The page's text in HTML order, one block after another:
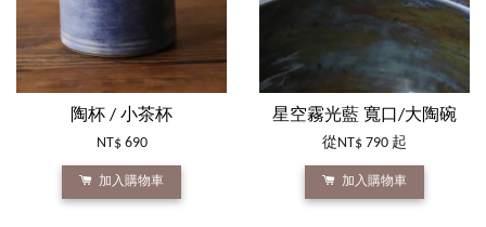
陶杯 / 小茶杯
NT$ 690
加入購物車
星空霧光藍 寬口/大陶碗
從 NT$ 790 起
加入購物車